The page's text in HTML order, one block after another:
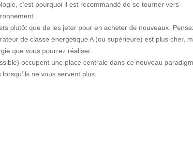
c’est pourquoi il est recommandé de se tourner vers
plutôt que de les jeter pour enacheter de nouveaux.
de classe énergétique A (ou supérieure) est plus cher,
que vous pourrez réaliser.
occupent une place centraledans ce nouveau
lorsqu’ils ne vous servent plus.